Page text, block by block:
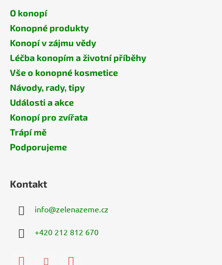
O konopí
Konopné produkty
Konopí v zájmu vědy
Léčba konopím a životní příběhy
Vše o konopné kosmetice
Návody, rady, tipy
Události a akce
Konopí pro zvířata
Trápí mě
Podporujeme
Kontakt
info@zelenazeme.cz
+420 212 812 670